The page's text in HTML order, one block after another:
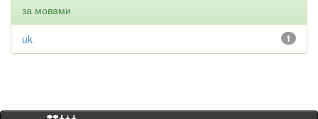
за мовами
1
uk